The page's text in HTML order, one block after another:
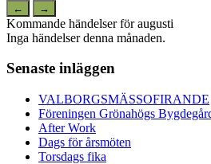
← →
Kommande händelser för augusti
Inga händelser denna månaden.
Senaste inläggen
VALBORGSMÄSSOFIRANDE
Föreningen Grönahögs
After Work
Dags för årsmöten
Torsdags fika